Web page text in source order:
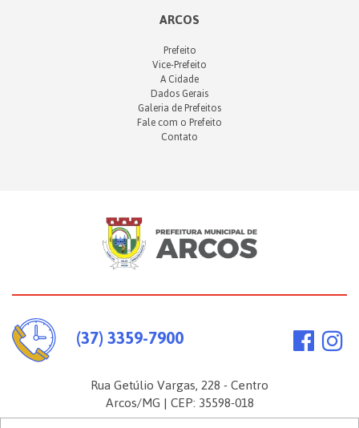
(37) 3359-7900
Rua Getúlio Vargas, 228 - Centro
Arcos/MG | CEP: 35598-018
ARCOS
Prefeito
Vice-Prefeito
A Cidade
Dados Gerais
Galeria de Prefeitos
Fale com o Prefeito
Contato